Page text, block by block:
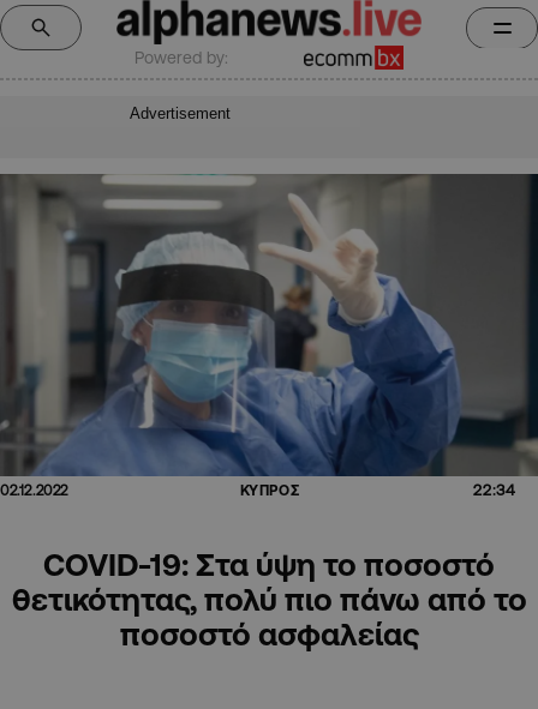
Powered by:
Advertisement
02.12.2022 ΚΥΠΡΟΣ 22:34
COVID-19: Στα ύψη το ποσοστό
θετικότητας, πολύ πιο πάνω από το
ποσοστό ασφαλείας